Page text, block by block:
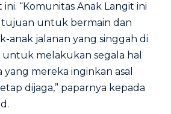
“Komunitas Anak Langit ini
untuk bermain dan
anak jalanan yang singgah di
untuk melakukan segala hal
yang mereka inginkan asal
dijaga,” paparnya kepada